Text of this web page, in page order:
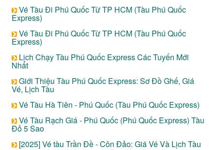
Vé Tàu Đi Phú Quốc Từ TP HCM (Tàu Phú Quốc
Express)
Vé Tàu Đi Phú Quốc Từ TP HCM (Tàu Phú Quốc
Express)
Lịch Chạy Tàu Phú Quốc Express Các Tuyến Mới
Nhất
Giới Thiệu Tàu Phú Quốc Express: Sơ Đồ Ghế, Giá
Vé, Lịch Tàu
Vé Tàu Hà Tiên - Phú Quốc (Tàu Phú Quốc Express)
Vé Tàu Rạch Giá - Phú Quốc (Phú Quốc Express) Tàu
Đỏ 5 Sao
[2025] Vé tàu Trần Đề - Côn Đảo: Giá Vé Và Lịch Tàu